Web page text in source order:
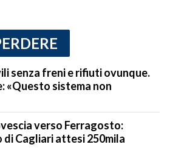
senza freni e rifiuti ovunque.
«Questo sistema non
verso Ferragosto:
di Cagliari attesi 250mila